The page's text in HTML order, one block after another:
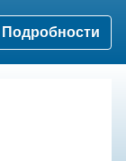
Подробности